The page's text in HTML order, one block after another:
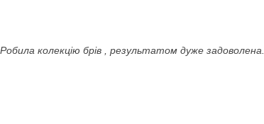
колекцію брів , результатом дуже задоволена.